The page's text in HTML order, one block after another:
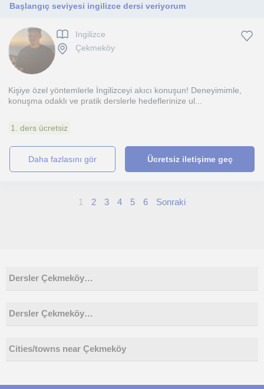
Başlangıç seviyesi ingilizce dersi veriyorum
Ingilizce
Çekmeköy
Kişiye özel yöntemlerle İngilizceyi akıcı konuşun! Deneyimimle,
konuşma odaklı ve pratik derslerle hedeflerinize ul...
1. ders ücretsiz
daha fazlasını gör Ücretsiz iletişime geç
1 2 3 4 5 6 Sonraki
Dersler Çekmeköy…
Dersler Çekmeköy…
Cities/towns near Çekmeköy